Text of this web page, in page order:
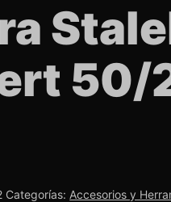
50/
Categorías: Accesorios y